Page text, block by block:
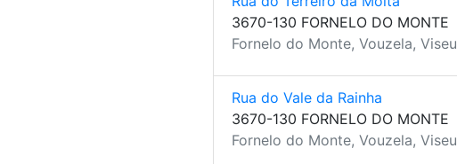
3670-130 FORNELO DO MONTE
Fornelo do Monte, Vouzela, Viseu
Rua do Vale da Rainha
3670-130 FORNELO DO MONTE
Fornelo do Monte, Vouzela, Viseu